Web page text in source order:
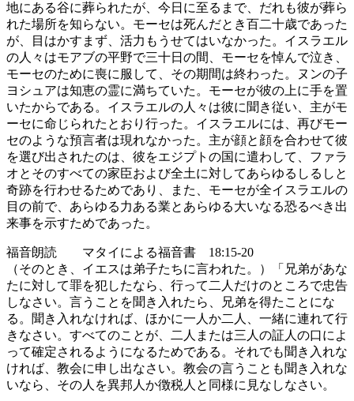
地にある谷に葬られたが、今日に至るまで、だれも彼が葬ら
れた場所を知らない。モーセは死んだとき百二十歳であった
が、目はかすまず、活力もうせてはいなかった。イスラエル
の人々はモアブの平野で三十日の間、モーセを悼んで泣き、
モーセのために喪に服して、その期間は終わった。ヌンの子
ヨシュアは知恵の霊に満ちていた。モーセが彼の上に手を置
いたからである。イスラエルの人々は彼に聞き従い、主がモ
ーセに命じられたとおり行った。イスラエルには、再びモー
セのような預言者は現れなかった。主が顔と顔を合わせて彼
を選び出されたのは、彼をエジプトの国に遣わして、ファラ
オとそのすべての家臣および全土に対してあらゆるしるしと
奇跡を行わせるためであり、また、モーセが全イスラエルの
目の前で、あらゆる力ある業とあらゆる大いなる恐るべき出
来事を示すためであった。
福音朗読 マタイによる福音書 18:15-20
（そのとき、イエスは弟子たちに言われた。）「兄弟があな
たに対して罪を犯したなら、行って二人だけのところで忠告
しなさい。言うことを聞き入れたら、兄弟を得たことにな
る。聞き入れなければ、ほかに一人か二人、一緒に連れて行
きなさい。すべてのことが、二人または三人の証人の口によ
って確定されるようになるためである。それでも聞き入れな
ければ、教会に申し出なさい。教会の言うことも聞き入れな
いなら、その人を異邦人か徴税人と同様に見なしなさい。